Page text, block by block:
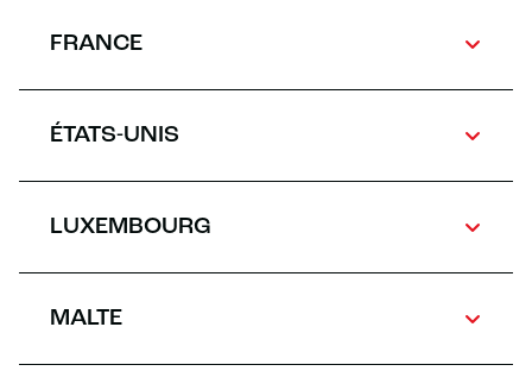
FRANCE
ÉTATS-UNIS
LUXEMBOURG
MALTE